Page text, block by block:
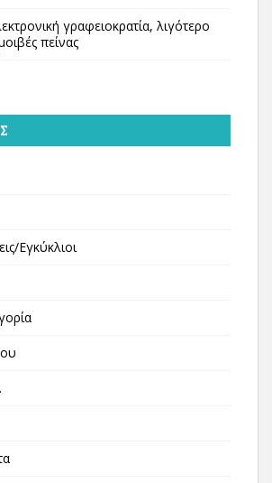
γραφειοκρατία, λιγότερο
πείνας
Εγκύκλιοι